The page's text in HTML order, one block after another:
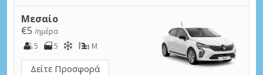
Μεσαίο
€5 /ημέρα
5
5 M
Δείτε Προσφορά